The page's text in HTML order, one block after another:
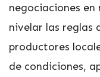
negociaciones en
nivelar las reglas
productores
de condiciones,